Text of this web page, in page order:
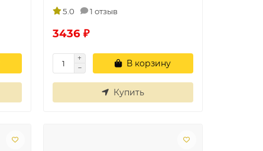
5.0
1 отзыв
3436 ₽
В корзину
Купить